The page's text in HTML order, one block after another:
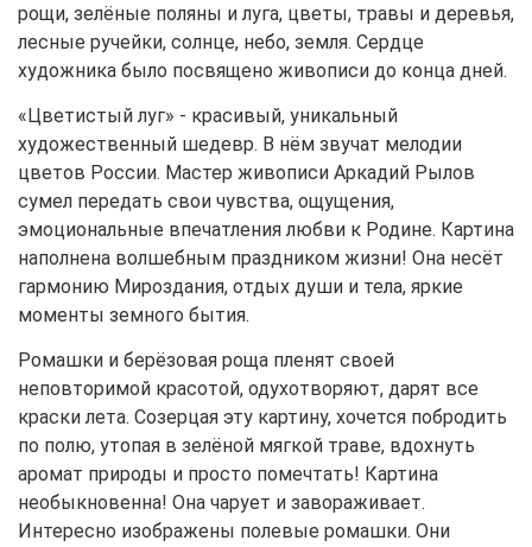
рощи, зелёные поляны и луга, цветы, травы и деревья,
лесные ручейки, солнце, небо, земля. Сердце
художника было посвящено живописи до конца дней.
«Цветистый луг» - красивый, уникальный
художественный шедевр. В нём звучат мелодии
цветов России. Мастер живописи Аркадий Рылов
сумел передать свои чувства, ощущения,
эмоциональные впечатления любви к Родине. Картина
наполнена волшебным праздником жизни! Она несёт
гармонию Мироздания, отдых души и тела, яркие
моменты земного бытия.
Ромашки и берёзовая роща пленят своей
неповторимой красотой, одухотворяют, дарят все
краски лета. Созерцая эту картину, хочется побродить
по полю, утопая в зелёной мягкой траве, вдохнуть
аромат природы и просто помечтать! Картина
необыкновенна! Она чарует и завораживает.
Интересно изображены полевые ромашки. Они